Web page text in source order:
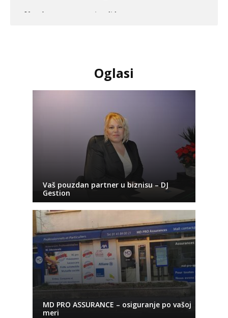
Oglasi
Vaš pouzdan partner u biznisu – DJ
Gestion
MD PRO ASSURANCE – osiguranje po vašoj
meri